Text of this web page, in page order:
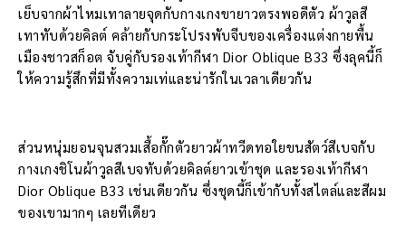
เย็บจากผ้าไหมเทาลายจุดกับกางเกงขายาวตรงพอดีตัว ผ้าวูลสี
เทาทับด้วยคิลต์ คล้ายกับกระโปรงพับจีบของเครื่องแต่งกายพื้น
เมืองชาวสก็อต จับคู่กับรองเท้ากีฬา Dior Oblique B33 ซึ่งลุคนี้ก็
ให้ความรู้สึกที่มีทั้งความเท่และน่ารักในเวลาเดียวกัน
ส่วนหนุ่มยอนจุนสวมเสื้อกั๊กตัวยาวผ้าทวีดทอใยขนสัตว์สีเบจกับ
กางเกงชิโนผ้าวูลสีเบจทับด้วยคิลต์ยาวเข้าชุด และรองเท้ากีฬา
Dior Oblique B33 เช่นเดียวกัน ซึ่งชุดนี้ก็เข้ากับทั้งสไตล์และสีผม
ของเขามากๆ เลยทีเดียว